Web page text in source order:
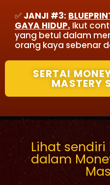
✅ JANJI #3:
GAYA HIDUP. Ikut
yang betul dalam
orang kaya sebenar
SERTAI
MASTERY
Lihat
dalam